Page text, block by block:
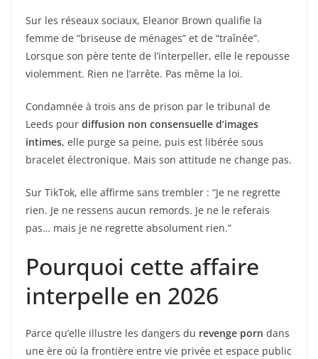
Sur les réseaux sociaux, Eleanor Brown qualifie la
femme de “briseuse de ménages” et de “traînée”.
Lorsque son père tente de l’interpeller, elle le repousse
violemment. Rien ne l’arrête. Pas même la loi.
Condamnée à trois ans de prison par le tribunal de
Leeds pour diffusion non consensuelle d’images
intimes, elle purge sa peine, puis est libérée sous
bracelet électronique. Mais son attitude ne change pas.
Sur TikTok, elle affirme sans trembler : “Je ne regrette
rien. Je ne ressens aucun remords. Je ne le referais
pas… mais je ne regrette absolument rien.”
Pourquoi cette affaire
interpelle en 2026
Parce qu’elle illustre les dangers du revenge porn dans
une ère où la frontière entre vie privée et espace public